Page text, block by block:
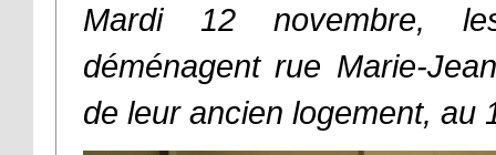
Mardi 12 novembre,
déménagent rue Marie-
de leur ancien logement, au